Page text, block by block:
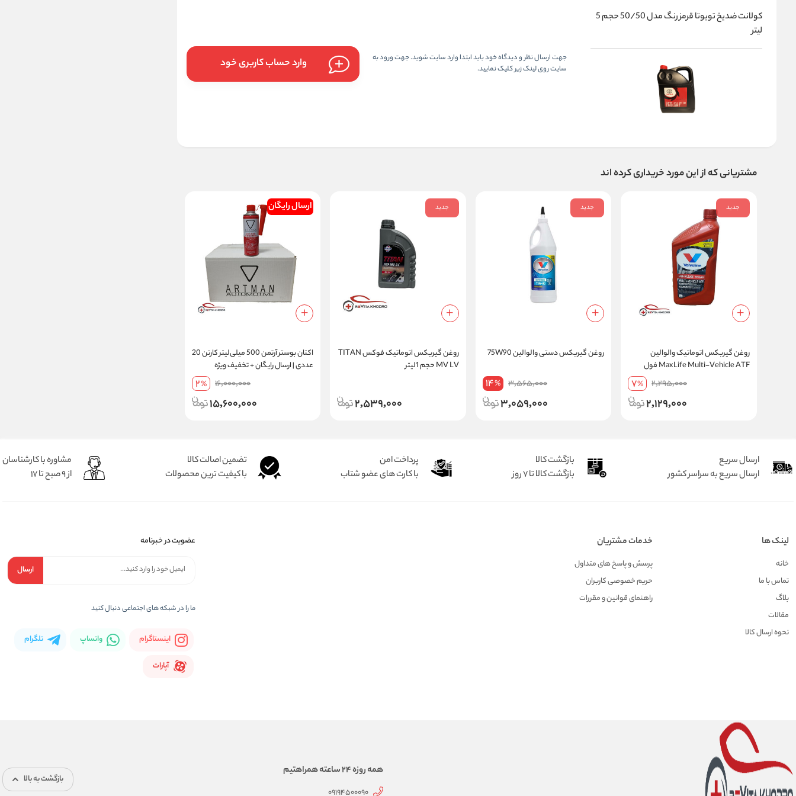
کولانت ضدیخ تویوتا قرمز رنگ مدل 50/50 حجم 5
لیتر
جهت ارسال نظر و دیدگاه خود باید ابتدا وارد سایت شوید. جهت ورود به
سایت روی لینک زیر کلیک نمایید.
وارد حساب کاربری خود
مشتریانی که از این مورد خریداری کرده اند
جدید
روغن گیربکس اتوماتیک والوالین
MaxLife Multi-Vehicle ATF فول
سنتتیک حجم 946 میلی‌لیتر | ساخت
2,295,000
7%
2,129,000
جدید
روغن گیربکس دستی والوالین 75W90
3,565,000
14%
3,059,000
جدید
روغن گیربکس اتوماتیک فوکس TITAN
MV LV حجم 1لیتر
2,539,000
ارسال رایگان
اکتان بوستر آرتمن 500 میلی‌لیتر کارتن 20
عددی | ارسال رایگان + تخفیف ویژه
16,000,000
2%
15,600,000
ارسال سریع
ارسال سریع به سراسر کشور
بازگشت کالا
بازگشت کالا تا 7 روز
پرداخت امن
با کارت های عضو شتاب
تضمین اصالت کالا
با کیفیت ترین محصولات
مشاوره با کارشناسان
از 9 صبح تا 17
لینک ها
خانه
تماس با ما
بلاگ
مقالات
نحوه ارسال کالا
خدمات مشتریان
پرسش و پاسخ های متداول
حریم خصوصی کاربران
راهنمای قوانین و مقررات
عضویت در خبرنامه
ارسال
ما را در شبکه های اجتماعی دنبال کنید
اینستاگرام واتساپ تلگرام
آپارات
همه روزه 24 ساعته همراهتیم
09194500090
بازگشت به بالا